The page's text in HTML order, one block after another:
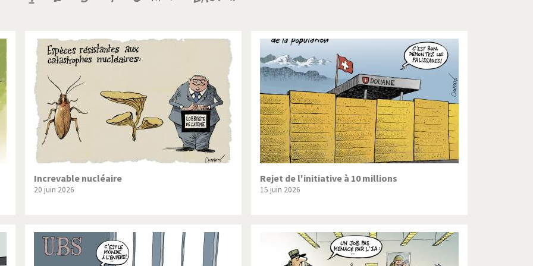
arabe à l'hiver Election présidentielle US Guerre en Syrie
Palestine L'Amérique et les armes L'Iran tremble
du Nord: guerre ou paix? La finance et ses crises La France en marche
UDC Le Best-Of Le boson de Higgs
Bush Les années Obama Les inégalités croissent
suisse en Libye Pascal Couchepin
Trump II Un monde de foot
Increvable nucléaire
20 juin 2026
Rejet de l'initiative à 10 millions
15 juin 2026